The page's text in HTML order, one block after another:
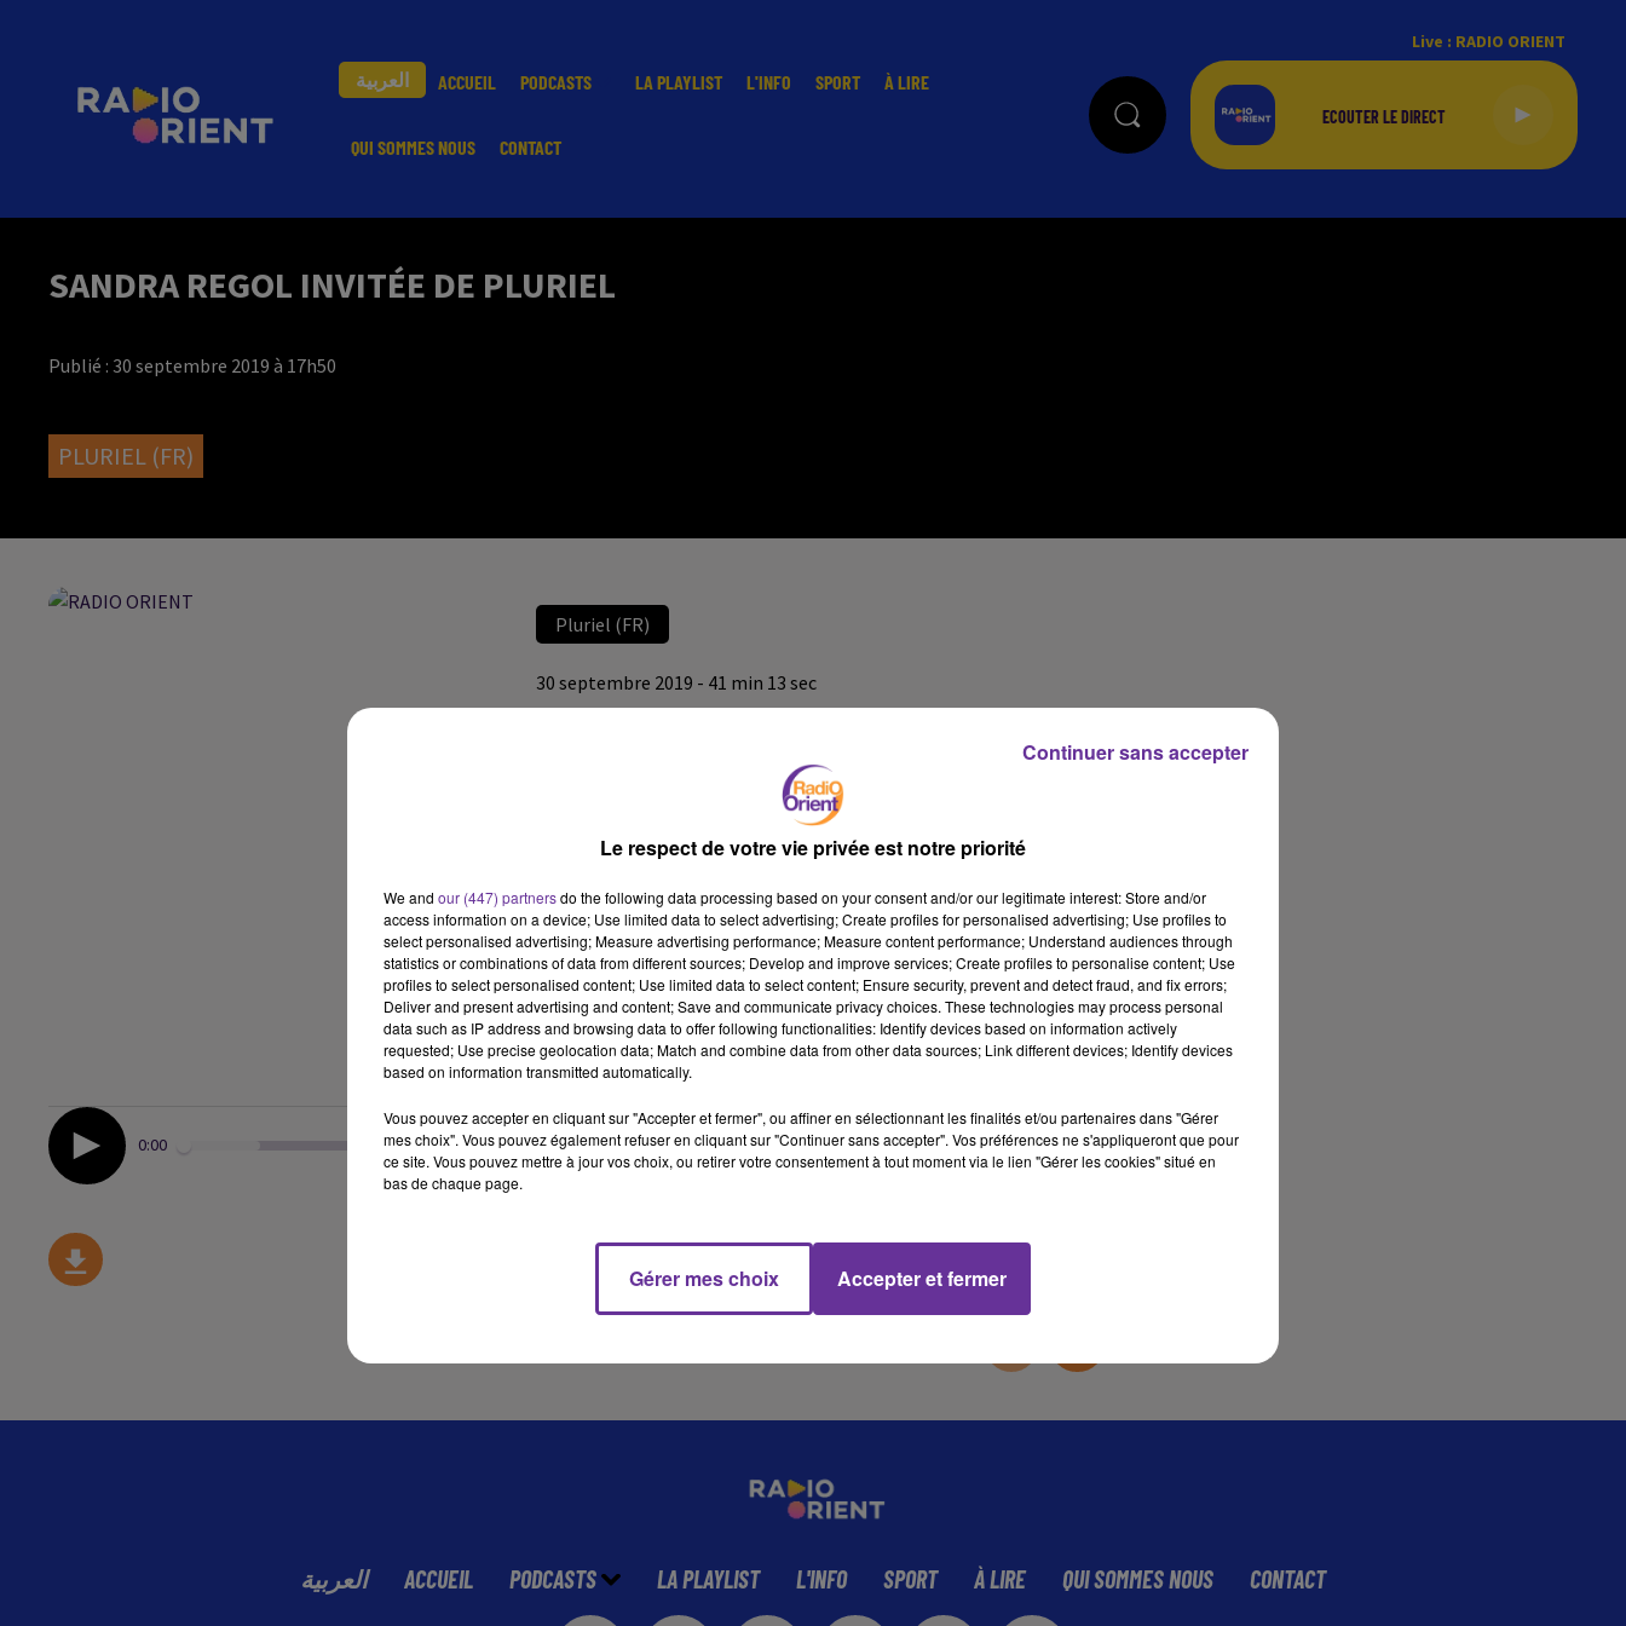
العربية ACCUEIL PODCASTS LA PLAYLIST L'INFO SPORT À LIRE
QUI SOMMES NOUS CONTACT
Live : RADIO ORIENT
SANDRA REGOL INVITÉE DE PLURIEL
Publié : 30 septembre 2019 à 17h50
PLURIEL (FR)
Pluriel (FR)
30 septembre 2019 - 41 min 13 sec
Sandra Regol, porte-parole de Europe-Ecologie Les Verts, était
0:00 41 min 13 sec
العربية ACCUEIL PODCASTS LA PLAYLIST L'INFO SPORT À LIRE QUI SOMMES NOUS CONTACT
Le respect de votre vie privée est notre priorité
We and our (447) partnersdo the following data processing based on your consent and/or our legitimate interest: Store and/or
access information on a device; Use limited data to select advertising; Create profiles for personalised advertising; Use profiles to
select personalised advertising; Measure advertising performance; Measure content performance; Understand audiences through
statistics or combinations of data from different sources; Develop and improve services; Create profiles to personalise content; Use
profiles to select personalised content; Use limited data to select content; Ensure security, prevent and detect fraud, and fix errors;
Deliver and present advertising and content; Save and communicate privacy choices. These technologies may process personal
data such as IP address and browsing data to offer following functionalities: Identify devices based on information actively
requested; Use precise geolocation data; Match and combine data from other data sources; Link different devices; Identify devices
based on information transmitted automatically.
Vous pouvez accepter en cliquant sur "Accepter et fermer", ou affiner en sélectionnant les finalités et/ou partenaires dans "Gérer
mes choix". Vous pouvez également refuser en cliquant sur "Continuer sans accepter". Vos préférences ne s'appliqueront que pour
ce site. Vous pouvez mettre à jour vos choix, ou retirer votre consentement à tout moment via le lien "Gérer les cookies" situé en
bas de chaque page.
Gérer mes choix Accepter et fermer
Continuer sans accepter